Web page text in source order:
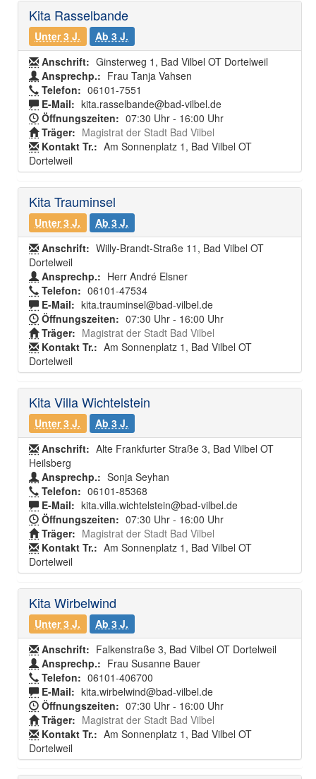
Kita Rasselbande
Unter 3 J.
Ab 3 J.
Anschrift: Ginsterweg 1, Bad Vilbel OT Dortelweil
Ansprechp.: Frau Tanja Vahsen
Telefon: 06101-7551
E-Mail: kita.rasselbande@bad-vilbel.de
Öffnungszeiten: 07:30 Uhr - 16:00 Uhr
Träger: Magistrat der Stadt Bad Vilbel
Kontakt Tr.: Am Sonnenplatz 1, Bad Vilbel OT
Dortelweil
Kita Trauminsel
Unter 3 J.
Ab 3 J.
Anschrift: Willy-Brandt-Straße 11, Bad Vilbel OT
Dortelweil
Ansprechp.: Herr André Elsner
Telefon: 06101-47534
E-Mail: kita.trauminsel@bad-vilbel.de
Öffnungszeiten: 07:30 Uhr - 16:00 Uhr
Träger: Magistrat der Stadt Bad Vilbel
Kontakt Tr.: Am Sonnenplatz 1, Bad Vilbel OT
Dortelweil
Kita Villa Wichtelstein
Unter 3 J.
Ab 3 J.
Anschrift: Alte Frankfurter Straße 3, Bad Vilbel OT
Heilsberg
Ansprechp.: Sonja Seyhan
Telefon: 06101-85368
E-Mail: kita.villa.wichtelstein@bad-vilbel.de
Öffnungszeiten: 07:30 Uhr - 16:00 Uhr
Träger: Magistrat der Stadt Bad Vilbel
Kontakt Tr.: Am Sonnenplatz 1, Bad Vilbel OT
Dortelweil
Kita Wirbelwind
Unter 3 J.
Ab 3 J.
Anschrift: Falkenstraße 3, Bad Vilbel OT Dortelweil
Ansprechp.: Frau Susanne Bauer
Telefon: 06101-406700
E-Mail: kita.wirbelwind@bad-vilbel.de
Öffnungszeiten: 07:30 Uhr - 16:00 Uhr
Träger: Magistrat der Stadt Bad Vilbel
Kontakt Tr.: Am Sonnenplatz 1, Bad Vilbel OT
Dortelweil